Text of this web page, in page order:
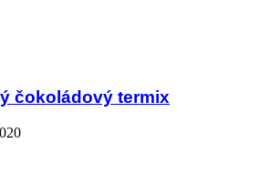
čokoládový termix